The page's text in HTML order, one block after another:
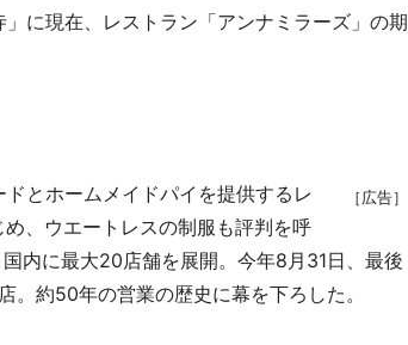
に現在、レストラン「アンナミラーズ」の期
［広告］
とホームメイドパイを提供するレ
、ウエートレスの制服も評判を呼
内に最大20店舗を展開。今年8月31日、最後
約50年の営業の歴史に幕を下ろした。